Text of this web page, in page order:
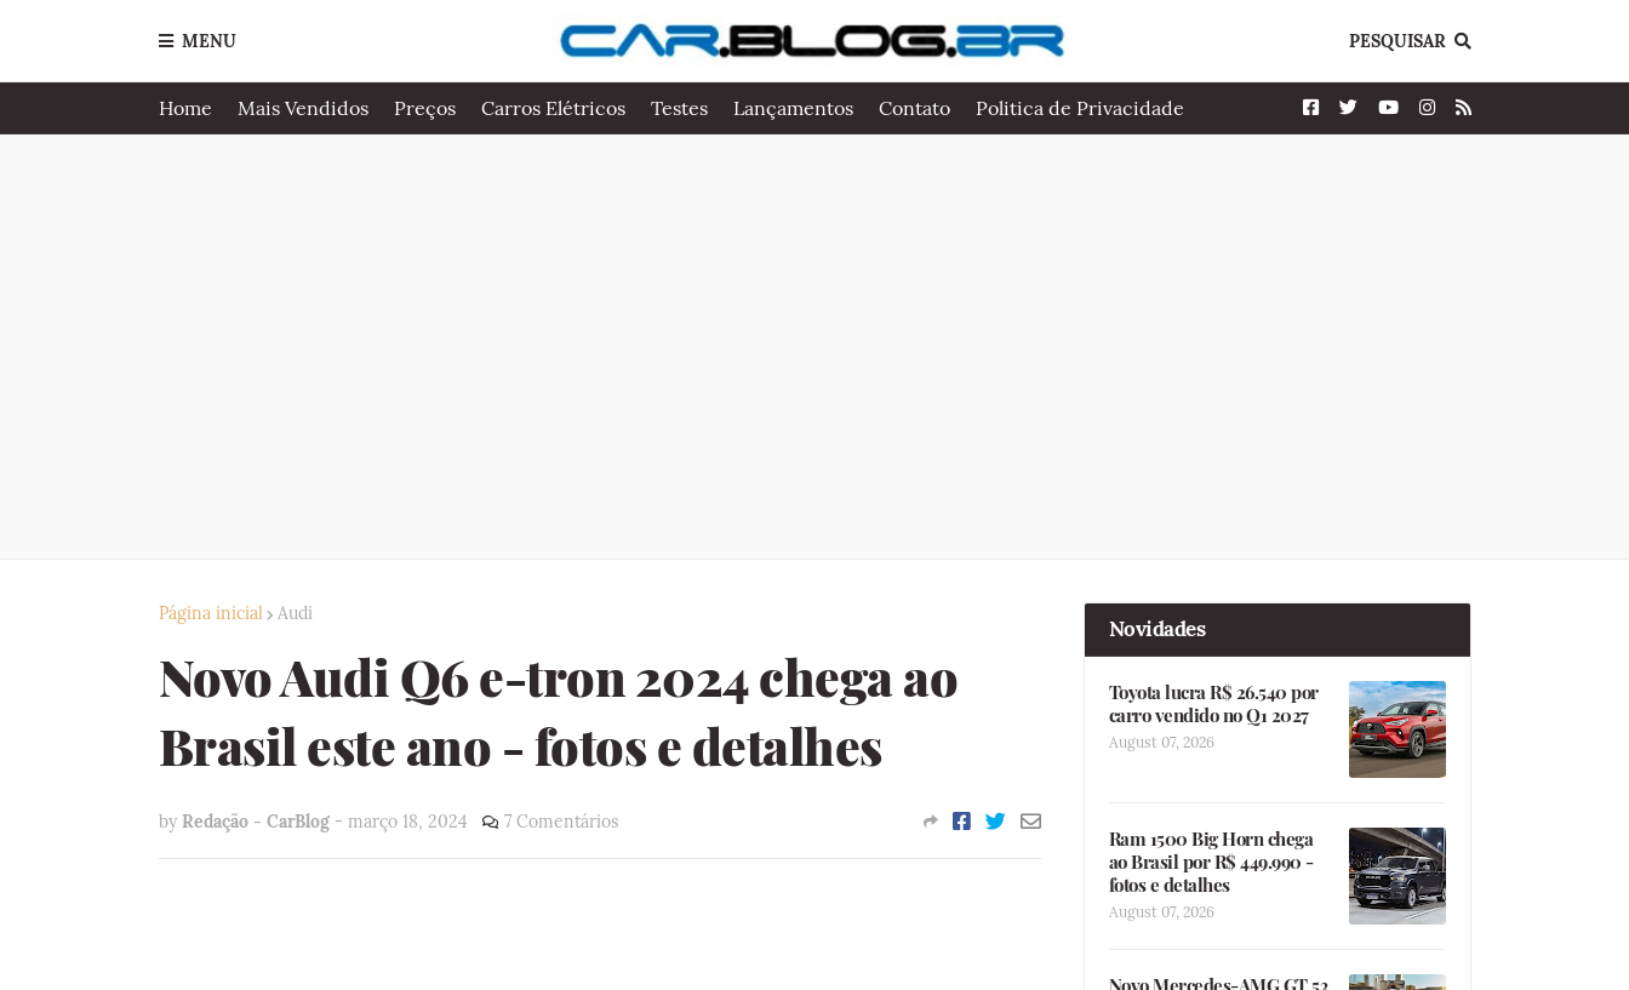
MENU PESQUISAR
Home Mais Vendidos Preços Carros Elétricos Testes Lançamentos Contato Politica de Privacidade
Página inicial Audi
Novo Audi Q6 e-tron 2024 chega ao
Brasil este ano - fotos e detalhes
by Redação - CarBlog - março 18, 2024 7 Comentários
Novidades
Toyota lucra R$ 26.540 por
carro vendido no Q1 2027
August 07, 2026
Ram 1500 Big Horn chega
ao Brasil por R$ 449.990 -
fotos e detalhes
August 07, 2026
Novo Mercedes-AMG GT 53